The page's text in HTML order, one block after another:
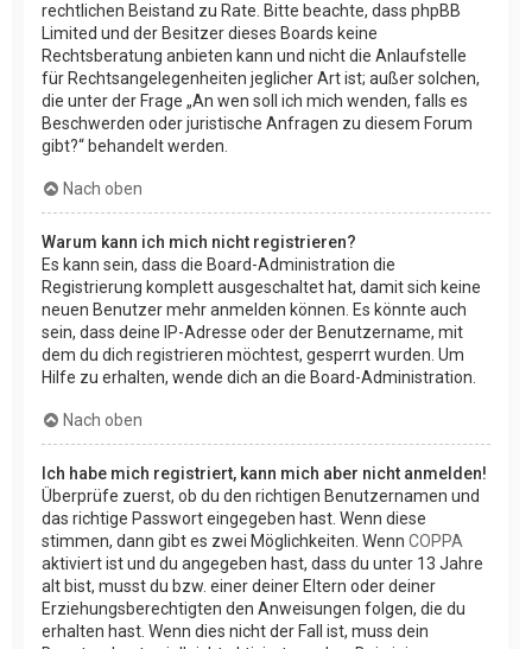
rechtlichen Beistand zu Rate. Bitte beachte, dass phpBB
Limited und der Besitzer dieses Boards keine
Rechtsberatung anbieten kann und nicht die Anlaufstelle
für Rechtsangelegenheiten jeglicher Art ist; außer solchen,
die unter der Frage „An wen soll ich mich wenden, falls es
Beschwerden oder juristische Anfragen zu diesem Forum
gibt?“ behandelt werden.
Nach oben
Warum kann ich mich nicht registrieren?
Es kann sein, dass die Board-Administration die
Registrierung komplett ausgeschaltet hat, damit sich keine
neuen Benutzer mehr anmelden können. Es könnte auch
sein, dass deine IP-Adresse oder der Benutzername, mit
dem du dich registrieren möchtest, gesperrt wurden. Um
Hilfe zu erhalten, wende dich an die Board-Administration.
Nach oben
Ich habe mich registriert, kann mich aber nicht anmelden!
Überprüfe zuerst, ob du den richtigen Benutzernamen und
das richtige Passwort eingegeben hast. Wenn diese
stimmen, dann gibt es zwei Möglichkeiten. Wenn COPPA
aktiviert ist und du angegeben hast, dass du unter 13 Jahre
alt bist, musst du bzw. einer deiner Eltern oder deiner
Erziehungsberechtigten den Anweisungen folgen, die du
erhalten hast. Wenn dies nicht der Fall ist, muss dein